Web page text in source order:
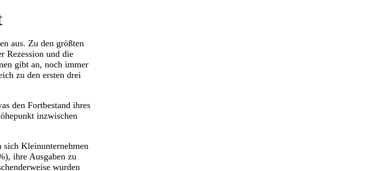
aus. Zu den größten
Rezession und die
gibt an, noch immer
zu den ersten drei
den Fortbestand ihres
inzwischen
sich Kleinunternehmen
ihre Ausgaben zu
wurden